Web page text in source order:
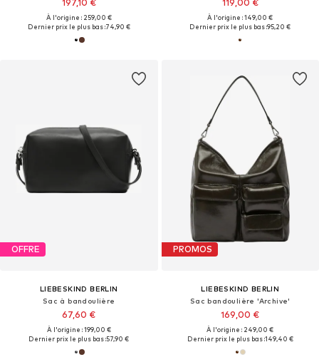
197,10 €
À l'origine : 259,00 €
Dernier prix le plus bas :74,90 €
119,00 €
À l'origine : 149,00 €
Dernier prix le plus bas :95,20 €
OFFRE
LIEBESKIND BERLIN
Sac à bandoulière
67,60 €
À l'origine : 199,00 €
Dernier prix le plus bas :57,90 €
PROMOS
LIEBESKIND BERLIN
Sac bandoulière 'Archive'
169,00 €
À l'origine : 249,00 €
Dernier prix le plus bas :149,40 €